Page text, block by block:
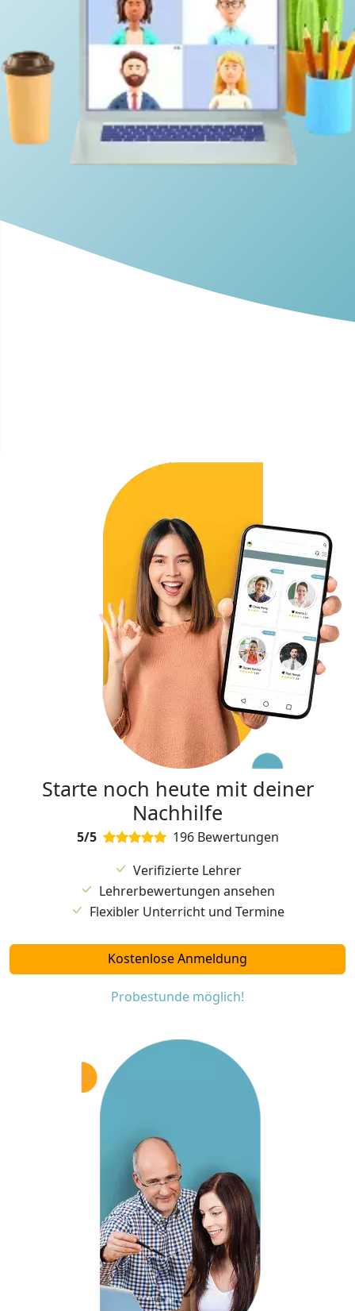
Starte noch heute mit deiner
Nachhilfe
5/5
196 Bewertungen
Verifizierte Lehrer
Lehrerbewertungen ansehen
Flexibler Unterricht und Termine
Kostenlose Anmeldung
Probestunde möglich!